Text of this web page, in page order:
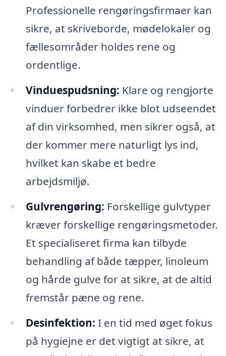
Professionelle rengøringsfirmaer kan
sikre, at skriveborde, mødelokaler og
fællesområder holdes rene og
ordentlige.
Vinduespudsning: Klare og rengjorte
vinduer forbedrer ikke blot udseendet
af din virksomhed, men sikrer også, at
der kommer mere naturligt lys ind,
hvilket kan skabe et bedre
arbejdsmiljø.
Gulvrengøring: Forskellige gulvtyper
kræver forskellige rengøringsmetoder.
Et specialiseret firma kan tilbyde
behandling af både tæpper, linoleum
og hårde gulve for at sikre, at de altid
fremstår pæne og rene.
Desinfektion: I en tid med øget fokus
på hygiejne er det vigtigt at sikre, at